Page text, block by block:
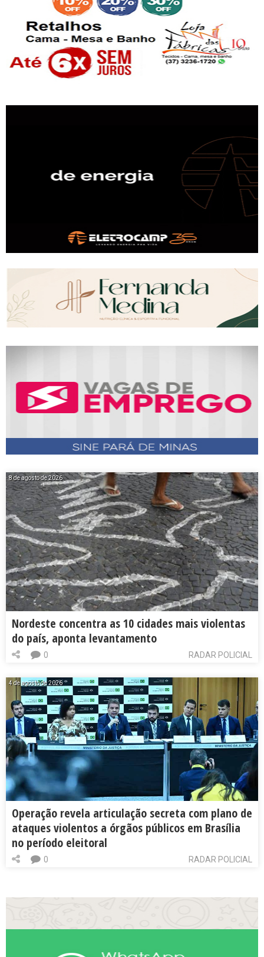
8 de agosto de 2026
Nordeste concentra as 10 cidades mais violentas
do país, aponta levantamento
RADAR POLICIAL
0
4 de agosto de 2026
Operação revela articulação secreta com plano de
ataques violentos a órgãos públicos em Brasília
no período eleitoral
RADAR POLICIAL
0